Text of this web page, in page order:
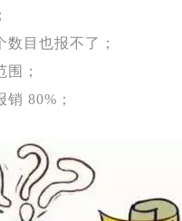
目也报不了；
围；
80%；